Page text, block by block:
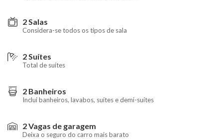
2 Salas
Considera-se todos os tipos de sala
2 Suítes
Total de suítes
2 Banheiros
Inclui banheiros, lavabos, suítes e demi-suítes
2 Vagas de garagem
Deixa o seguro do carro mais barato